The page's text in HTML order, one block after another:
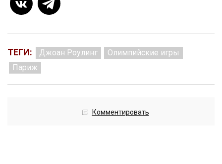
ТЕГИ: Джоан Роулинг
Олимпийские игры
Париж
Комментировать